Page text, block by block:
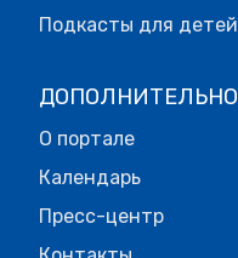
Подкасты для детей
ДОПОЛНИТЕЛЬНО
О портале
Календарь
Пресс-центр